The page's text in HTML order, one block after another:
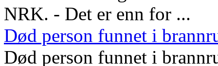
NRK. - Det er enn for ...
Død person funnet i
Død person funnet i